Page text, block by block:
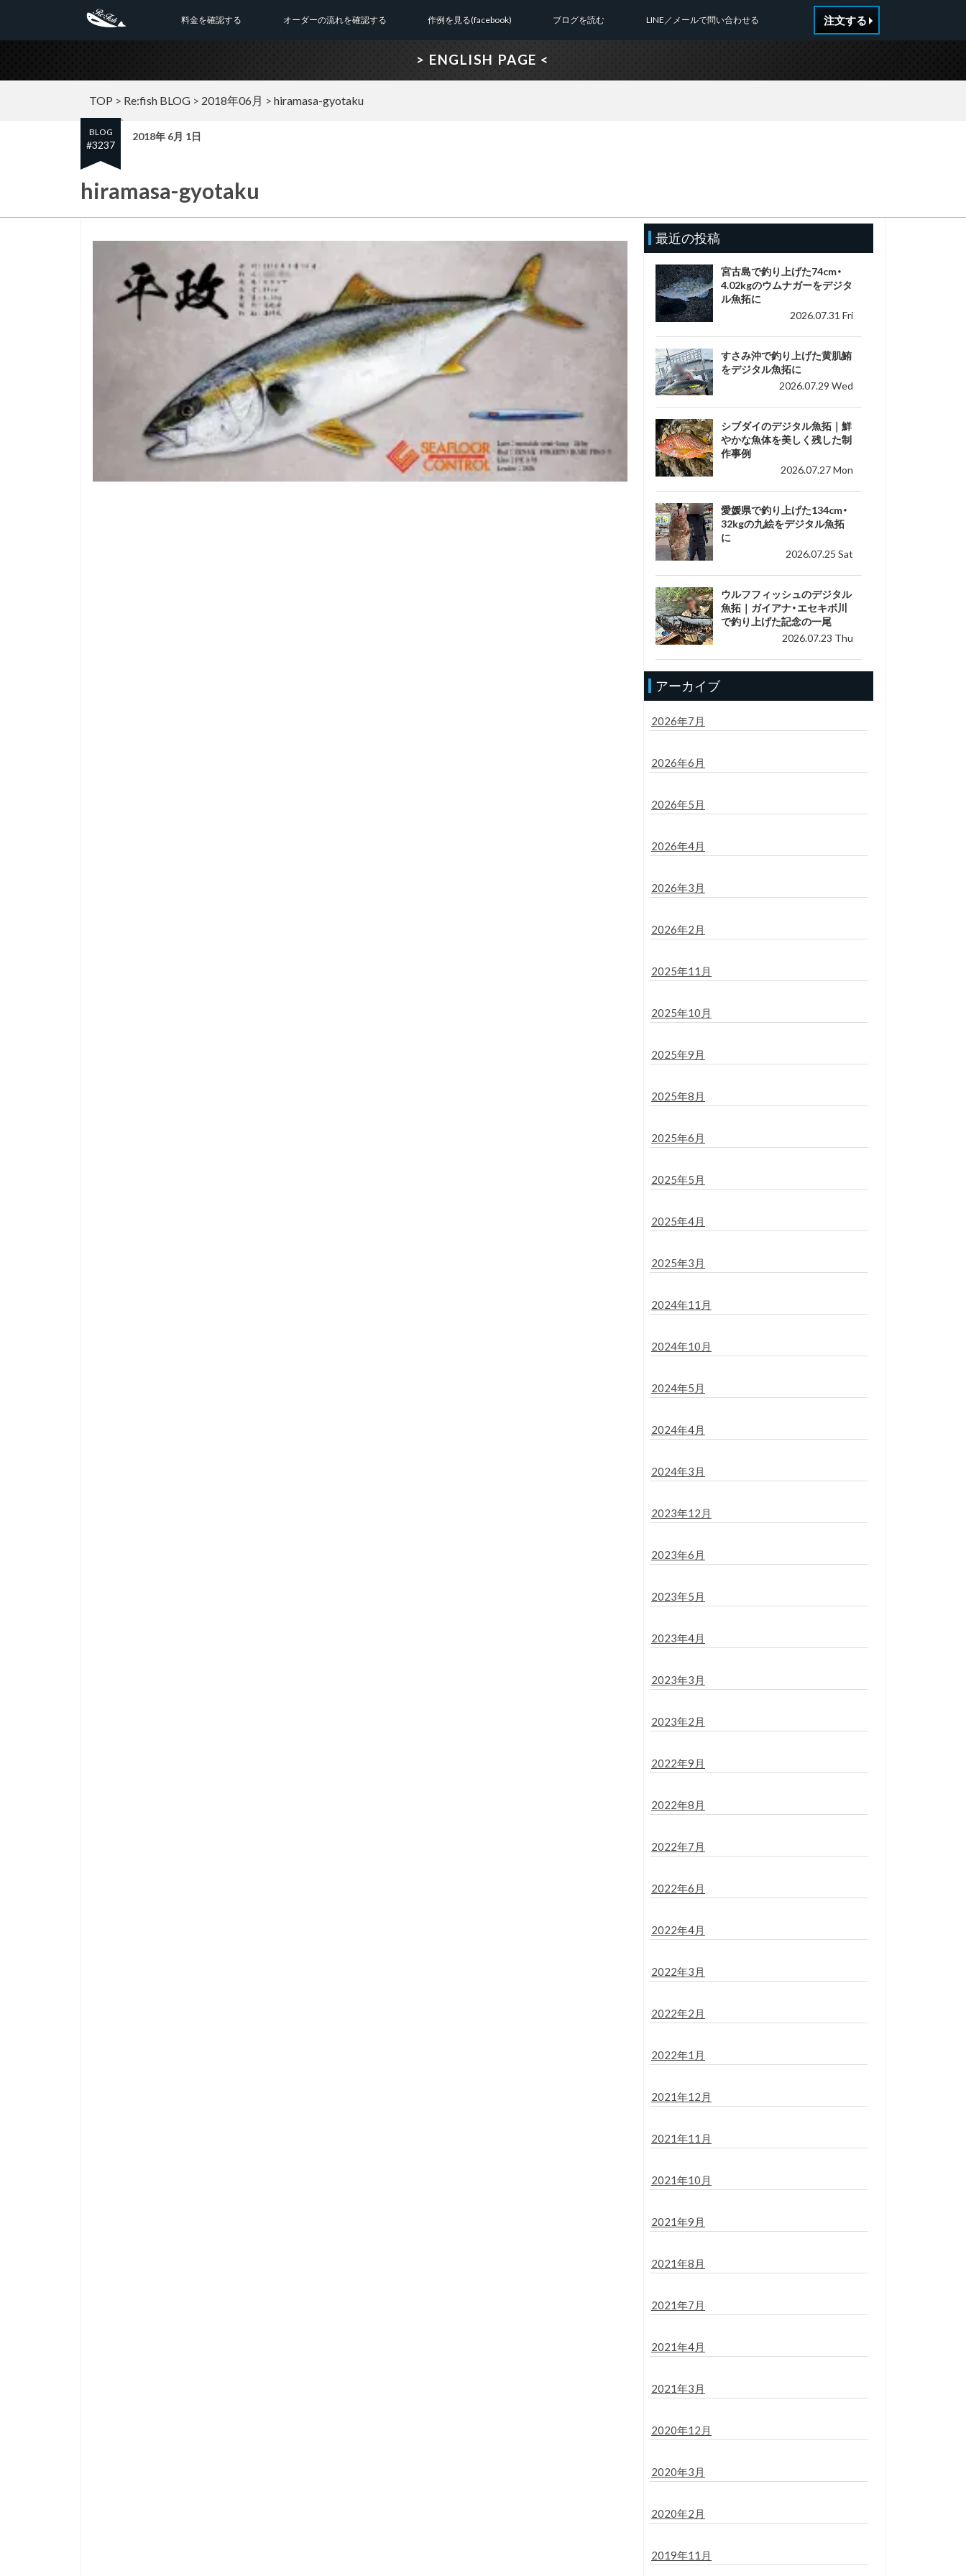
LINE／メールで問い合わせる
料金を確認する オーダーの流れを確認する 作例を見る(facebook) ブログを読む 注文する
> ENGLISH PAGE <
TOP > Re:fish BLOG > 2018年06月 > hiramasa-gyotaku
BLOG
#3237
2018年 6月 1日
hiramasa-gyotaku
最近の投稿
宮古島で釣り上げた74cm・
4.02kgのウムナガーをデジタ
ル魚拓に
2026.07.31 Fri
すさみ沖で釣り上げた黄肌鮪
をデジタル魚拓に
2026.07.29 Wed
シブダイのデジタル魚拓｜鮮
やかな魚体を美しく残した制
作事例
2026.07.27 Mon
愛媛県で釣り上げた134cm・
32kgの九絵をデジタル魚拓
に
2026.07.25 Sat
ウルフフィッシュのデジタル
魚拓｜ガイアナ・エセキボ川
で釣り上げた記念の一尾
2026.07.23 Thu
アーカイブ
2026年7月
2026年6月
2026年5月
2026年4月
2026年3月
2026年2月
2025年11月
2025年10月
2025年9月
2025年8月
2025年6月
2025年5月
2025年4月
2025年3月
2024年11月
2024年10月
2024年5月
2024年4月
2024年3月
2023年12月
2023年6月
2023年5月
2023年4月
2023年3月
2023年2月
2022年9月
2022年8月
2022年7月
2022年6月
2022年4月
2022年3月
2022年2月
2022年1月
2021年12月
2021年11月
2021年10月
2021年9月
2021年8月
2021年7月
2021年4月
2021年3月
2020年12月
2020年3月
2020年2月
2019年11月